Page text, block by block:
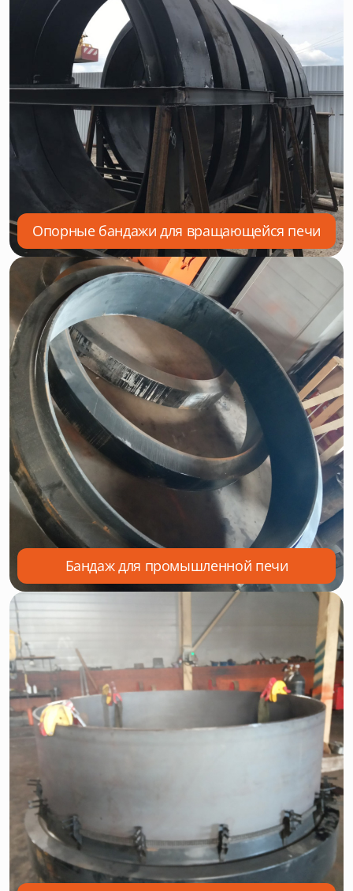
Опорные бандажи для вращающейся печи
Бандаж для промышленной печи